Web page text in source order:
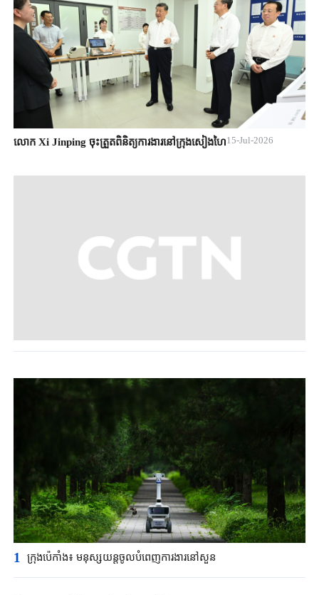
លោក Xi Jinping ចុះត្រួតពិនិត្យការងារនៅក្រុងសៀងហៃ15-Jul-2026
1 ក្រុងប៉េកាំង​៖ មនុស្សយន្ត​ចូលបំពេញ​ការងារនៅសួន​​